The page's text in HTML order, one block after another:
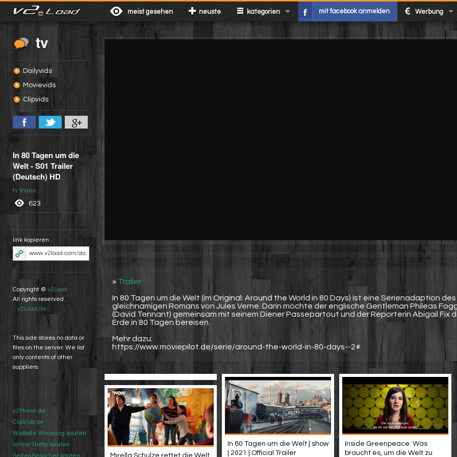
meist gesehen neuste kategorien mit facebook anmelden Werbung
tv
Dailyvids
Movievids
Clipvids
In 80 Tagen um die
Welt - S01 Trailer
(Deutsch) HD
tv Video
623
link kopieren
Copyright © v2Load
All rights reserved.
:: v2Load.de ::
This side stores no data or
files on the server. We list
only contents of other
suppliers.
v2Movie.de
ClipVids.de
Website Werbung kaufen
online Traffic kaufen
» Trailer
In 80 Tagen um die Welt (im Original: Around the World in 80 Days) ist eine Serienadaption des
gleichnamigen Romans von Jules Verne. Darin möchte der englische Gentleman Phileas
(David Tennant) gemeinsam mit seinem Diener Passepartout und der Reporterin Abigail Fix
Erde in 80 Tagen bereisen.
Mehr dazu:
https://www.moviepilot.de/serie/around-the-world-in-80-days--2#
In 80 Tagen um die Welt | show
| 2021 | Official Trailer
Inside Greenpeace: Was
braucht es, um die Welt zu
Mirella Schulze rettet die Welt